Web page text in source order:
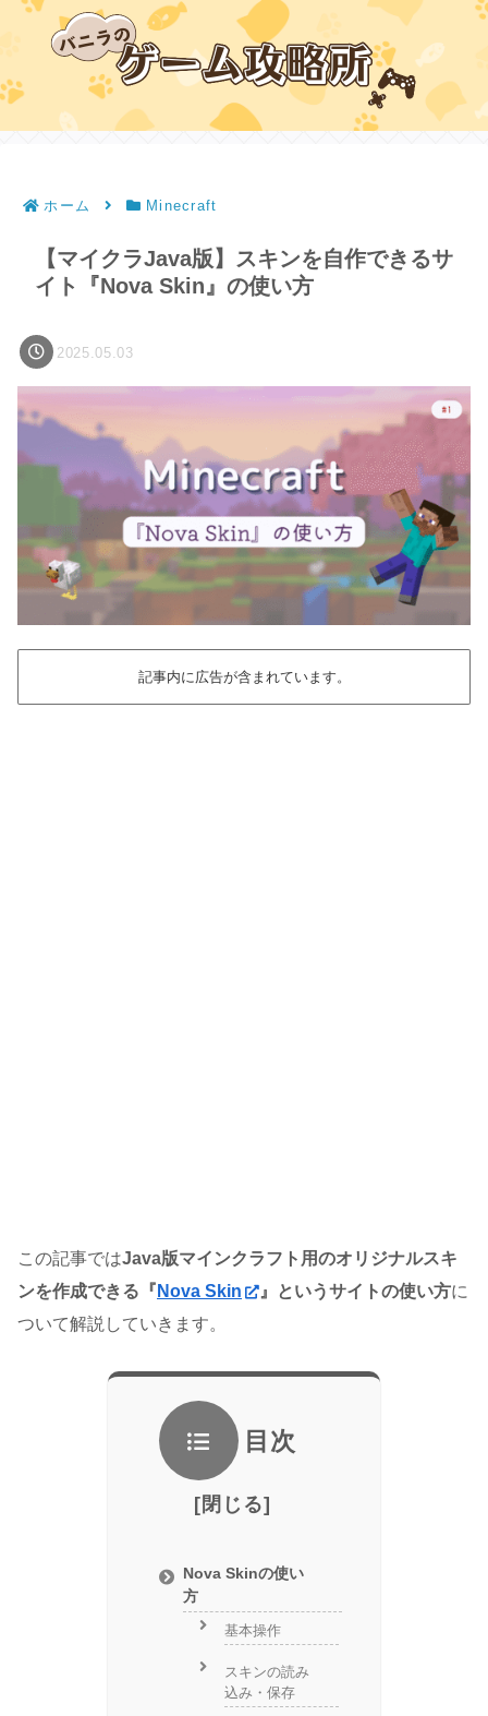
ホーム Minecraft
【マイクラJava版】スキンを自作できるサ
イト『Nova Skin』の使い方
2025.05.03
記事内に広告が含まれています。
この記事ではJava版マインクラフト用のオリジナルスキ
ンを作成できる『 Nova Skin 』というサイトの使い方に
ついて解説していきます。
目次
Nova Skinの使い
方
基本操作
スキンの読み
込み・保存